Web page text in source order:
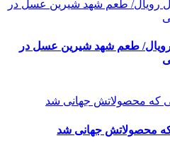
رویال/ طعم شهد شیرین عسل‌ در
محصولاتش جهانی شد